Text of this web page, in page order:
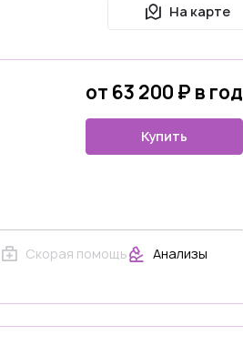
На карте
от 63 200 ₽ в год
Купить
Скорая помощь
Анализы